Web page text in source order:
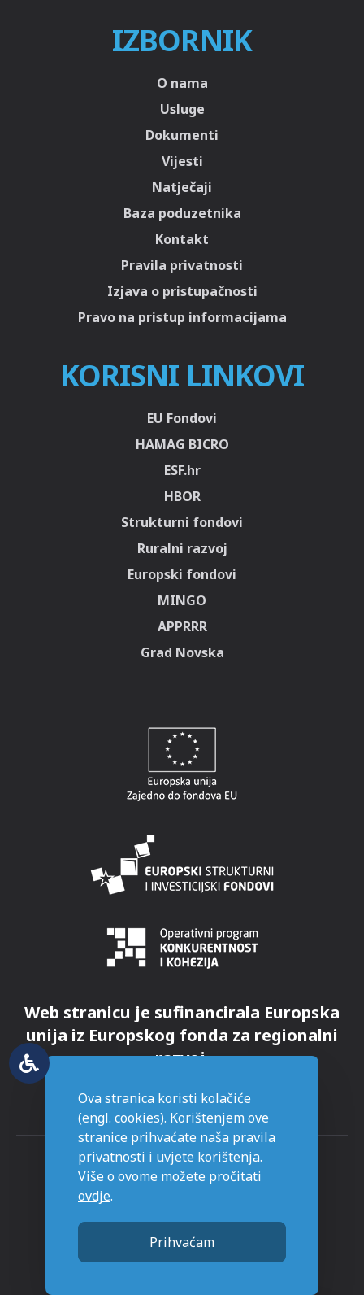
IZBORNIK
O nama
Usluge
Dokumenti
Vijesti
Natječaji
Baza poduzetnika
Kontakt
Pravila privatnosti
Izjava o pristupačnosti
Pravo na pristup informacijama
KORISNI LINKOVI
EU Fondovi
HAMAG BICRO
ESF.hr
HBOR
Strukturni fondovi
Ruralni razvoj
Europski fondovi
MINGO
APPRRR
Grad Novska
Web stranicu je sufinancirala Europska
unija iz Europskog fonda za regionalni
razvoj.
Stranice napravljene sa
Ova stranica koristi kolačiće
(engl. cookies). Korištenjem ove
stranice prihvaćate naša pravila
privatnosti i uvjete korištenja.
Više o ovome možete pročitati
ovdje.
Prihvaćam